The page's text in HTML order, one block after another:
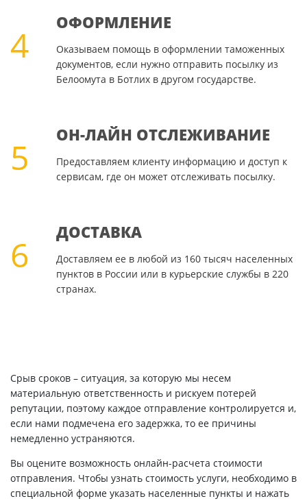
4
ОФОРМЛЕНИЕ
Оказываем помощь в оформлении таможенных
документов, если нужно отправить посылку из
Белоомута в Ботлих в другом государстве.
5
ОН-ЛАЙН ОТСЛЕЖИВАНИЕ
Предоставляем клиенту информацию и доступ к
сервисам, где он может отслеживать посылку.
6
ДОСТАВКА
Доставляем ее в любой из 160 тысяч населенных
пунктов в России или в курьерские службы в 220
странах.
Срыв сроков – ситуация, за которую мы несем
материальную ответственность и рискуем потерей
репутации, поэтому каждое отправление контролируется и,
если нами подмечена его задержка, то ее причины
немедленно устраняются.
Вы оцените возможность онлайн-расчета стоимости
отправления. Чтобы узнать стоимость услуги, необходимо в
специальной форме указать населенные пункты и нажать